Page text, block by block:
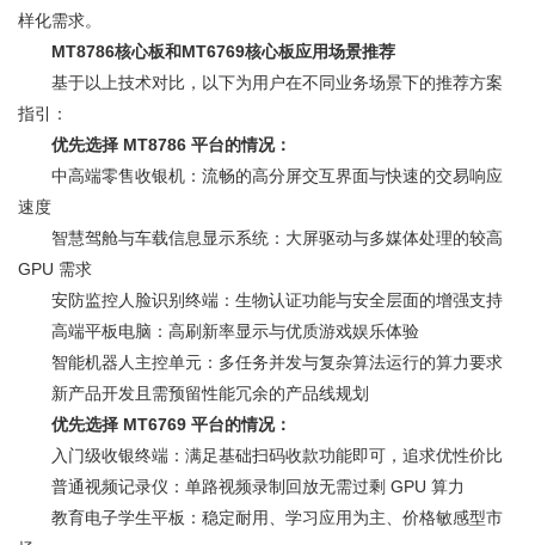
样化需求。
MT8786核心板和MT6769核心板应用场景推荐
基于以上技术对比，以下为用户在不同业务场景下的推荐方案
指引：
优先选择 MT8786 平台的情况：
中高端零售收银机：流畅的高分屏交互界面与快速的交易响应
速度
智慧驾舱与车载信息显示系统：大屏驱动与多媒体处理的较高
GPU 需求
安防监控人脸识别终端：生物认证功能与安全层面的增强支持
高端平板电脑：高刷新率显示与优质游戏娱乐体验
智能机器人主控单元：多任务并发与复杂算法运行的算力要求
新产品开发且需预留性能冗余的产品线规划
优先选择 MT6769 平台的情况：
入门级收银终端：满足基础扫码收款功能即可，追求优性价比
普通视频记录仪：单路视频录制回放无需过剩 GPU 算力
教育电子学生平板：稳定耐用、学习应用为主、价格敏感型市